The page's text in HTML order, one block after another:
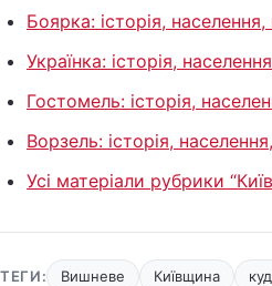
Боярка: історія,
Українка: історія,
Гостомель: історія,
Ворзель: історія,
Усі матеріали рубрики
ТЕГИ: Вишневе Київщина